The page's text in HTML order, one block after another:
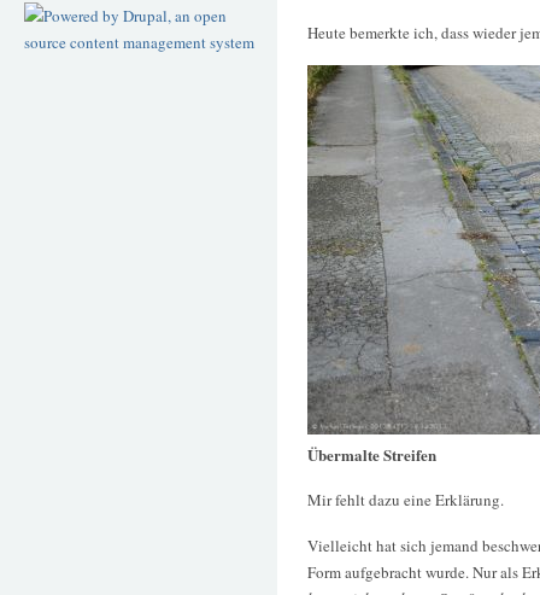
Heute bemerkte ich, dass wieder
Übermalte Streifen
Mir fehlt dazu eine Erklärung.
Vielleicht hat sich jemand
Form aufgebracht wurde. Nur als